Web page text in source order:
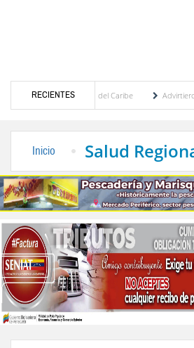
RECIENTESy del Caribe
Advirtieron
Inicio Salud